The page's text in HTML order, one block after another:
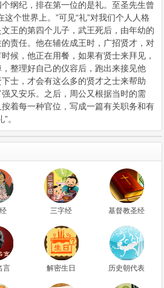
纲纪，排在第一位的是礼。至圣先生曾
个世界上。”可见“礼”对我们个人人格
王的第四个儿子，武王死后，由年幼的
责任。他在辅佐成王时，广招贤才，对
候，他正在用餐，如果有贤士来拜见，
整理好自己的仪容后，跑出来接见他
士，才会有这么多的贤才之士来帮助
又安乐。之后，周公又根据当时的需
着每一种官位，写成一篇有关职务和有
。
三字经 基督教圣经
言 解密生日 历史朝代表